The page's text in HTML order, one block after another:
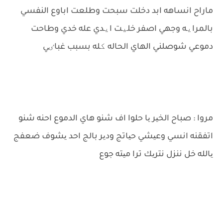
ماراح انساهه ابد دخلت سبحت وطلعت اباوع النفسي
بالمرایه وجهي اصفر خلیت ایدي عله خدي وطاحت
دموعي شوصلني الهاي الحاله کله بسبب غباٸي
مروا : صباح الخیر یا حلوا اف شنو هاي الدموع احنه شنو
اتفقنه انسي وعیشي حیاتج ودیر بالج احد یشوف ضعفج
یالله خل ننزل نتریك ترا میته جوع